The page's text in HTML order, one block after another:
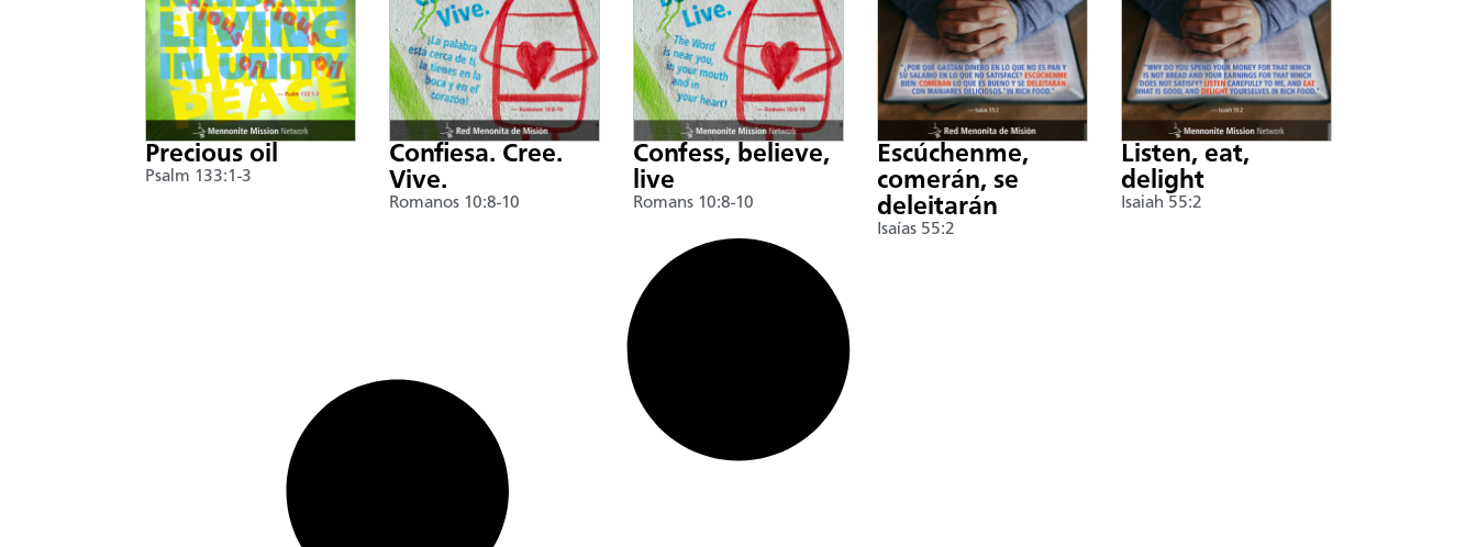
Precious oil
Psalm 133:1-3
Confiesa. Cree.
Vive.
Romanos 10:8-10
Confess, believe,
live
Romans 10:8-10
Escúchenme,
comerán, se
deleitarán
Isaías 55:2
Listen, eat,
delight
Isaiah 55:2